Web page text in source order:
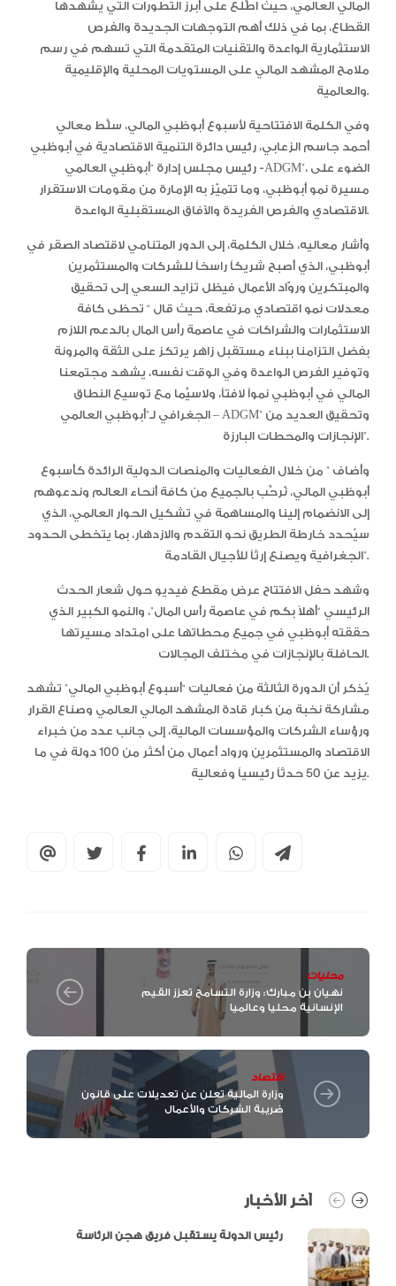
المالي العالمي، حيث اطَّلع على أبرز التطورات التي يشهدها
القطاع، بما في ذلك أهم التوجهات الجديدة والفرص
الاستثمارية الواعدة والتقنيات المتقدمة التي تسهم في رسم
ملامح المشهد المالي على المستويات المحلية والإقليمية
والعالمية.
وفي الكلمة الافتتاحية لأسبوع أبوظبي المالي، سلَّط معالي
أحمد جاسم الزعابي، رئيس دائرة التنمية الاقتصادية في أبوظبي
رئيس مجلس إدارة “أبوظبي العالمي -ADGM”، الضوء على
مسيرة نمو أبوظبي، وما تتميّز به الإمارة من مقومات الاستقرار
الاقتصادي والفرص الفريدة والآفاق المستقبلية الواعدة.
وأشار معاليه، خلال الكلمة، إلى الدور المتنامي لاقتصاد الصقر في
أبوظبي، الذي أصبح شريكاً راسخاً للشركات والمستثمرين
والمبتكرين وروّاد الأعمال فيظل تزايد السعي إلى تحقيق
معدلات نمو اقتصادي مرتفعة، حيث قال “ تحظى كافة
الاستثمارات والشراكات في عاصمة رأس المال بالدعم اللازم
بفضل التزامنا ببناء مستقبل زاهر يرتكز على الثقة والمرونة
وتوفير الفرص الواعدة وفي الوقت نفسه، يشهد مجتمعنا
المالي في أبوظبي نمواً لافتاً، ولاسيَّما مع توسيع النطاق
الجغرافي لـ”أبوظبي العالمي – ADGM” وتحقيق العديد من
الإنجازات والمحطات البارزة”.
وأضاف ” من خلال الفعاليات والمنصات الدولية الرائدة كأسبوع
أبوظبي المالي، نُرحِّب بالجميع من كافة أنحاء العالم وندعوهم
إلى الانضمام إلينا والمساهمة في تشكيل الحوار العالمي، الذي
سيُحدد خارطة الطريق نحو التقدم والازدهار، بما يتخطى الحدود
الجغرافية ويصنع إرثاً للأجيال القادمة”.
وشهد حفل الافتتاح عرض مقطع فيديو حول شعار الحدث
الرئيسي “أهلاً بكم في عاصمة رأس المال”، والنمو الكبير الذي
حققته أبوظبي في جميع محطاتها على امتداد مسيرتها
الحافلة بالإنجازات في مختلف المجالات.
يُذكر أن الدورة الثالثة من فعاليات “أسبوع أبوظبي المالي” تشهد
مشاركة نخبة من كبار قادة المشهد المالي العالمي وصناع القرار
ورؤساء الشركات والمؤسسات المالية، إلى جانب عدد من خبراء
الاقتصاد والمستثمرين ورواد أعمال من أكثر من 100 دولة في ما
يزيد عن 50 حدثاً رئيسياً وفعالية.
محليات
نهيان بن مبارك: وزارة التسامح تعزز القيم
الإنسانية محليا وعالميا
اقتصاد
وزارة المالية تعلن عن تعديلات على قانون
ضريبة الشركات والأعمال
آخر الأخبار